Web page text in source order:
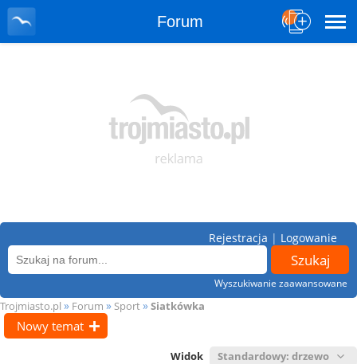
Forum
Wyszukiwanie zaawansowane
Rejestracja | Logowanie
Trojmiasto.pl » Forum » Sport» Siatkówka
Nowy temat
Widok